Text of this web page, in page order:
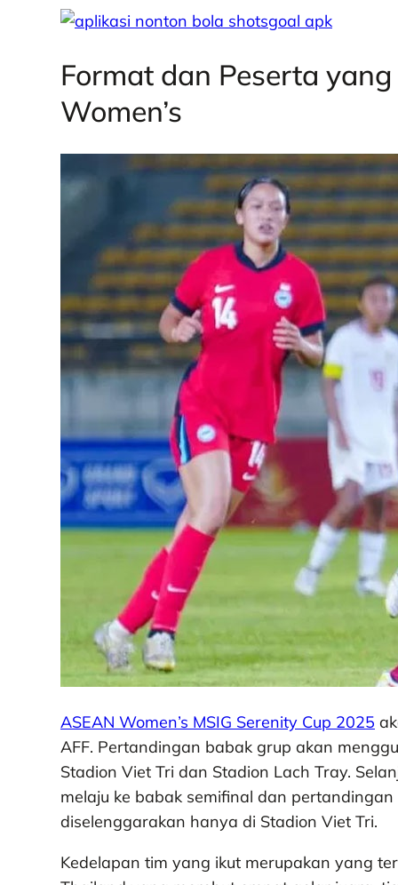
Format dan Peserta
Women’s
ASEAN Women’s MSIG Serenity Cup 2025
AFF. Pertandingan babak grup akan
Stadion Viet Tri dan Stadion Lach Tray.
melaju ke babak semifinal dan
diselenggarakan hanya di Stadion Viet Tri.
Kedelapan tim yang ikut merupakan yang